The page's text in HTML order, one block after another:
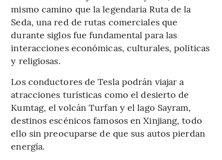
mismo camino que la legendaria Ruta de la
Seda, una red de rutas comerciales que
durante siglos fue fundamental para las
interacciones económicas, culturales, políticas
y religiosas.
Los conductores de Tesla podrán viajar a
atracciones turísticas como el desierto de
Kumtag, el volcán Turfan y el lago Sayram,
destinos escénicos famosos en Xinjiang, todo
ello sin preocuparse de que sus autos pierdan
energía.